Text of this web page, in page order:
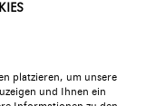
platzieren, um unsere
und Ihnen ein